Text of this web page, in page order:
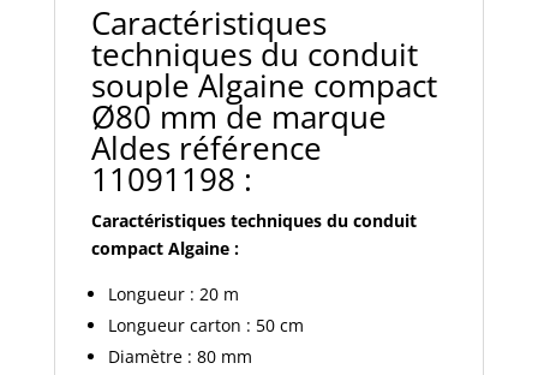
Caractéristiques
techniques du conduit
souple Algaine compact
Ø80 mm de marque
Aldes référence
11091198 :
Caractéristiques techniques du conduit
compact Algaine :
Longueur : 20 m
Longueur carton : 50 cm
Diamètre : 80 mm